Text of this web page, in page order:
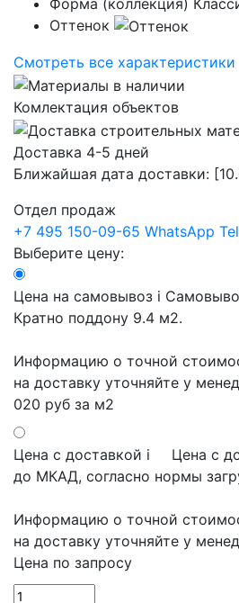
Оттенок
Смотреть все характеристики
Комлектация объектов
Доставка 4-5 дней
Ближайшая дата доставки:
Отдел продаж
+7 495 150-09-65 WhatsApp
Выберите цену:
Цена на самовывоз i
Кратно поддону 9.4 м2.
Информацию о точной
на доставку уточняйте у
020 руб за м2
Цена с доставкой i
Цена с
до МКАД, согласно нормы
Информацию о точной
на доставку уточняйте у
Цена по запросу